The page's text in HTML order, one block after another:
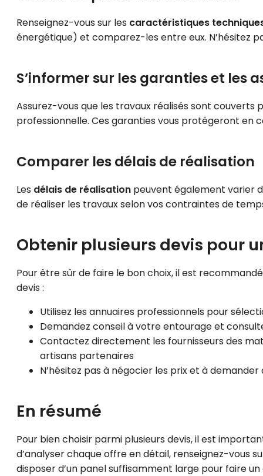
Renseignez-vous sur les caractéristiques
énergétique) et comparez-les entre eux. N’hésitez
S’informer sur les garanties et les
Assurez-vous que les travaux réalisés sont couverts
professionnelle. Ces garanties vous protégeront en
Comparer les délais de réalisation
Les délais de réalisation peuvent également varier
de réaliser les travaux selon vos contraintes de
Obtenir plusieurs devis pour
Pour être sûr de faire le bon choix, il est
devis :
Utilisez les annuaires professionnels pour
Demandez conseil à votre entourage et
Contactez directement les fournisseurs des
artisans partenaires
N’hésitez pas à négocier les prix et à
En résumé
Pour bien choisir parmi plusieurs devis, il est
d’analyser chaque offre en détail, renseignez-vous
disposer d’un panel suffisamment large pour faire